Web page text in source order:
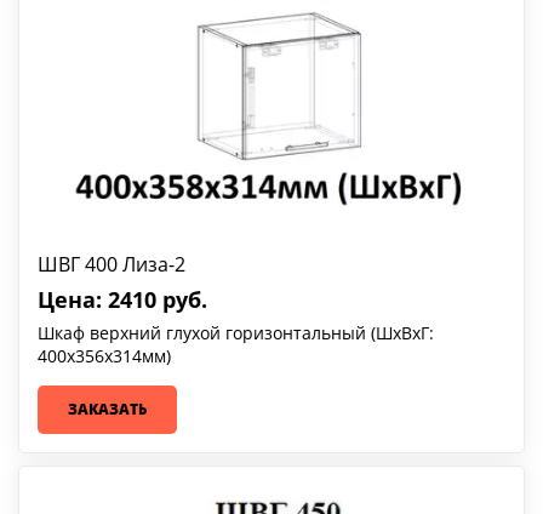
ШВГ 400 Лиза-2
Цена: 2410 руб.
Шкаф верхний глухой горизонтальный (ШхВхГ:
400х356х314мм)
ЗАКАЗАТЬ